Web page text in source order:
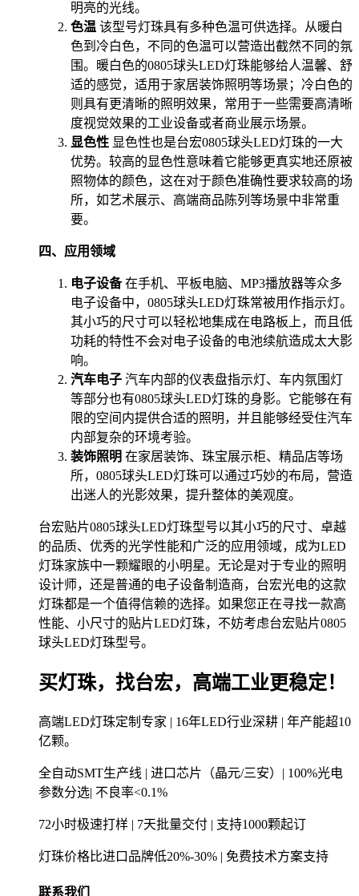
明亮的光线。
色温 该型号灯珠具有多种色温可供选择。从暖白
色到冷白色，不同的色温可以营造出截然不同的氛
围。暖白色的0805球头LED灯珠能够给人温馨、舒
适的感觉，适用于家居装饰照明等场景；冷白色的
则具有更清晰的照明效果，常用于一些需要高清晰
度视觉效果的工业设备或者商业展示场景。
显色性 显色性也是台宏0805球头LED灯珠的一大
优势。较高的显色性意味着它能够更真实地还原被
照物体的颜色，这在对于颜色准确性要求较高的场
所，如艺术展示、高端商品陈列等场景中非常重
要。
四、应用领域
电子设备在手机、平板电脑、MP3播放器等众多
电子设备中，0805球头LED灯珠常被用作指示灯。
其小巧的尺寸可以轻松地集成在电路板上，而且低
功耗的特性不会对电子设备的电池续航造成太大影
响。
汽车电子 汽车内部的仪表盘指示灯、车内氛围灯
等部分也有0805球头LED灯珠的身影。它能够在有
限的空间内提供合适的照明，并且能够经受住汽车
内部复杂的环境考验。
装饰照明 在家居装饰、珠宝展示柜、精品店等场
所，0805球头LED灯珠可以通过巧妙的布局，营造
出迷人的光影效果，提升整体的美观度。
台宏贴片0805球头LED灯珠型号以其小巧的尺寸、卓越
的品质、优秀的光学性能和广泛的应用领域，成为LED
灯珠家族中一颗耀眼的小明星。无论是对于专业的照明
设计师，还是普通的电子设备制造商，台宏光电的这款
灯珠都是一个值得信赖的选择。如果您正在寻找一款高
性能、小尺寸的贴片LED灯珠，不妨考虑台宏贴片0805
球头LED灯珠型号。
买灯珠，找台宏，高端工业更稳定！
高端LED灯珠定制专家 | 16年LED行业深耕 | 年产能超10
亿颗。
全自动SMT生产线 | 进口芯片（晶元/三安）| 100%光电
参数分选| 不良率<0.1%
72小时极速打样 | 7天批量交付 | 支持1000颗起订
灯珠价格比进口品牌低20%-30% | 免费技术方案支持
联系我们